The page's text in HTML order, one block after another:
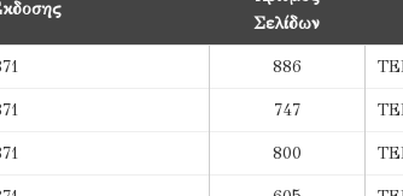
Σελίδων
886
747
800